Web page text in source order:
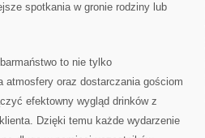
spotkania w gronie rodziny lub
to nie tylko
atmosfery oraz dostarczania gościom
efektowny wygląd drinków z
Dzięki temu każde wydarzenie